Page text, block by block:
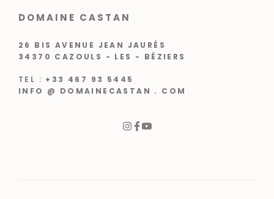
DOMAINE CASTAN
26 BIS AVENUE JEAN JAURÈS
34370 CAZOULS - LES - BÉZIERS
TEL : +33 467 93 5445
INFO @ DOMAINECASTAN . COM